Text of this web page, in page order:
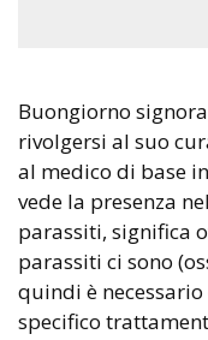
Buongiorno signora, le consiglio di
rivolgersi al suo
al medico di base
vede la presenza
parassiti, significa
parassiti ci sono
quindi è
specifico